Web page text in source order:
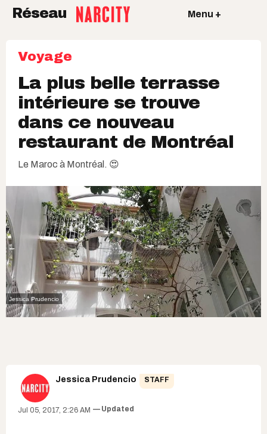
Réseau Menu +
Voyage
La plus belle terrasse
intérieure se trouve
dans ce nouveau
restaurant de Montréal
Le Maroc à Montréal. 😍
Jessica Prudencio
Jessica Prudencio STAFF
Jul 05, 2017, 2:26 AM Updated